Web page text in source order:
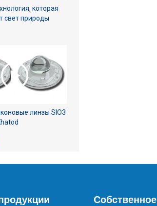
которая
свет природы
линзы SIO3
Собственное